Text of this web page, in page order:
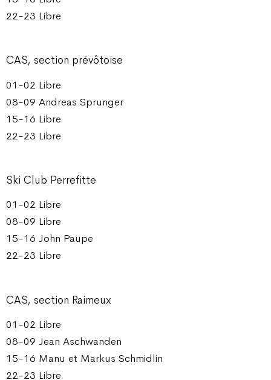
22-23 Libre
CAS, section prévôtoise
01-02 Libre
08-09 Andreas Sprunger
15-16 Libre
22-23 Libre
Ski Club Perrefitte
01-02 Libre
08-09 Libre
15-16 John Paupe
22-23 Libre
CAS, section Raimeux
01-02 Libre
08-09 Jean Aschwanden
15-16 Manu et Markus Schmidlin
22-23 Libre